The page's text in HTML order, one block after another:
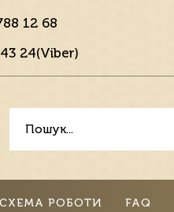
12 68
24(Viber)
СХЕМА РОБОТИ FAQ